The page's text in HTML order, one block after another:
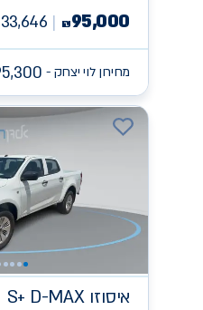
₪95,000
33,646
מחירון לוי יצחק -
איסוזוS+ D-MAX